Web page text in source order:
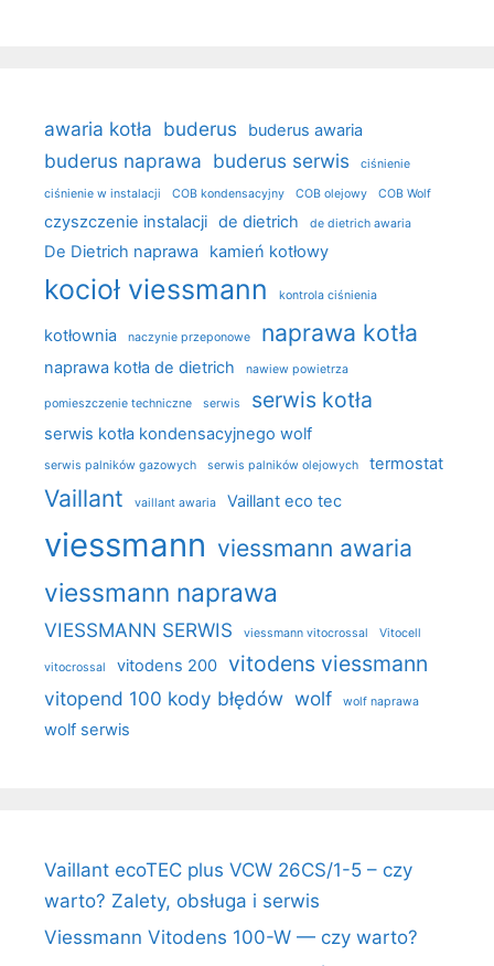
awaria kotła buderus buderus awaria
buderus naprawa buderus serwis ciśnienie
ciśnienie w instalacji COB kondensacyjny COB olejowy COB Wolf
czyszczenie instalacji de dietrich de dietrich awaria
De Dietrich naprawa kamień kotłowy
kocioł viessmann kontrola ciśnienia
kotłownia naczynie przeponowe naprawa kotła
naprawa kotła de dietrich nawiew powietrza
pomieszczenie techniczne serwis serwis kotła
serwis kotła kondensacyjnego wolf
serwis palników gazowych serwis palników olejowych termostat
Vaillant vaillant awaria Vaillant eco tec
viessmann viessmann awaria
viessmann naprawa
VIESSMANN SERWIS viessmann vitocrossal Vitocell
vitocrossal vitodens 200 vitodens viessmann
vitopend 100 kody błędów wolf wolf naprawa
wolf serwis
Vaillant ecoTEC plus VCW 26CS/1-5 – czy
warto? Zalety, obsługa i serwis
Viessmann Vitodens 100-W — czy warto?